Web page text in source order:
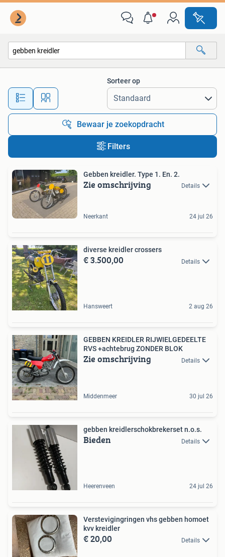
Alle afstanden…
Sorteer op
Bewaar je zoekopdracht
Filters
Gebben kreidler. Type 1. En. 2.
Zie omschrijving Details
Neerkant 24 jul 26
diverse kreidler crossers
€ 3.500,00 Details
Hansweert 2 aug 26
GEBBEN KREIDLER RIJWIELGEDEELTE
RVS +achtebrug ZONDER BLOK
Zie omschrijving Details
Middenmeer 30 jul 26
gebben kreidlerschokbrekerset n.o.s.
Bieden Details
Heerenveen 24 jul 26
Verstevigingringen vhs gebben homoet
kvv kreidler
€ 20,00 Details